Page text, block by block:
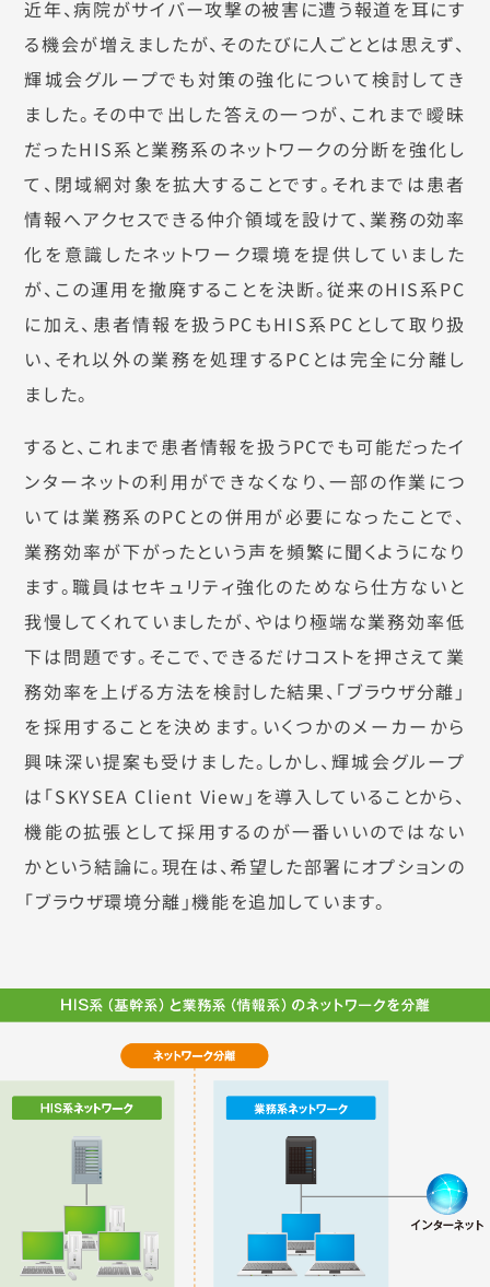
近年、病院がサイバー攻撃の被害に遭う報道を耳にす
る機会が増えましたが、そのたびに人ごととは思えず、
輝城会グループでも対策の強化について検討してき
ました。その中で出した答えの一つが、これまで曖昧
だったHIS系と業務系のネットワークの分断を強化し
て、閉域網対象を拡大することです。それまでは患者
情報へアクセスできる仲介領域を設けて、業務の効率
化を意識したネットワーク環境を提供していました
が、この運用を撤廃することを決断。従来のHIS系PC
に加え、患者情報を扱うPCもHIS系PCとして取り扱
い、それ以外の業務を処理するPCとは完全に分離し
ました。
すると、これまで患者情報を扱うPCでも可能だったイ
ンターネットの利用ができなくなり、一部の作業につ
いては業務系のPCとの併用が必要になったことで、
業務効率が下がったという声を頻繁に聞くようになり
ます。職員はセキュリティ強化のためなら仕方ないと
我慢してくれていましたが、やはり極端な業務効率低
下は問題です。そこで、できるだけコストを押さえて業
務効率を上げる方法を検討した結果、「ブラウザ分離」
を採用することを決めます。いくつかのメーカーから
興味深い提案も受けました。しかし、輝城会グループ
は「SKYSEA Client View」を導入していることから、
機能の拡張として採用するのが一番いいのではない
かという結論に。現在は、希望した部署にオプションの
「ブラウザ環境分離」機能を追加しています。